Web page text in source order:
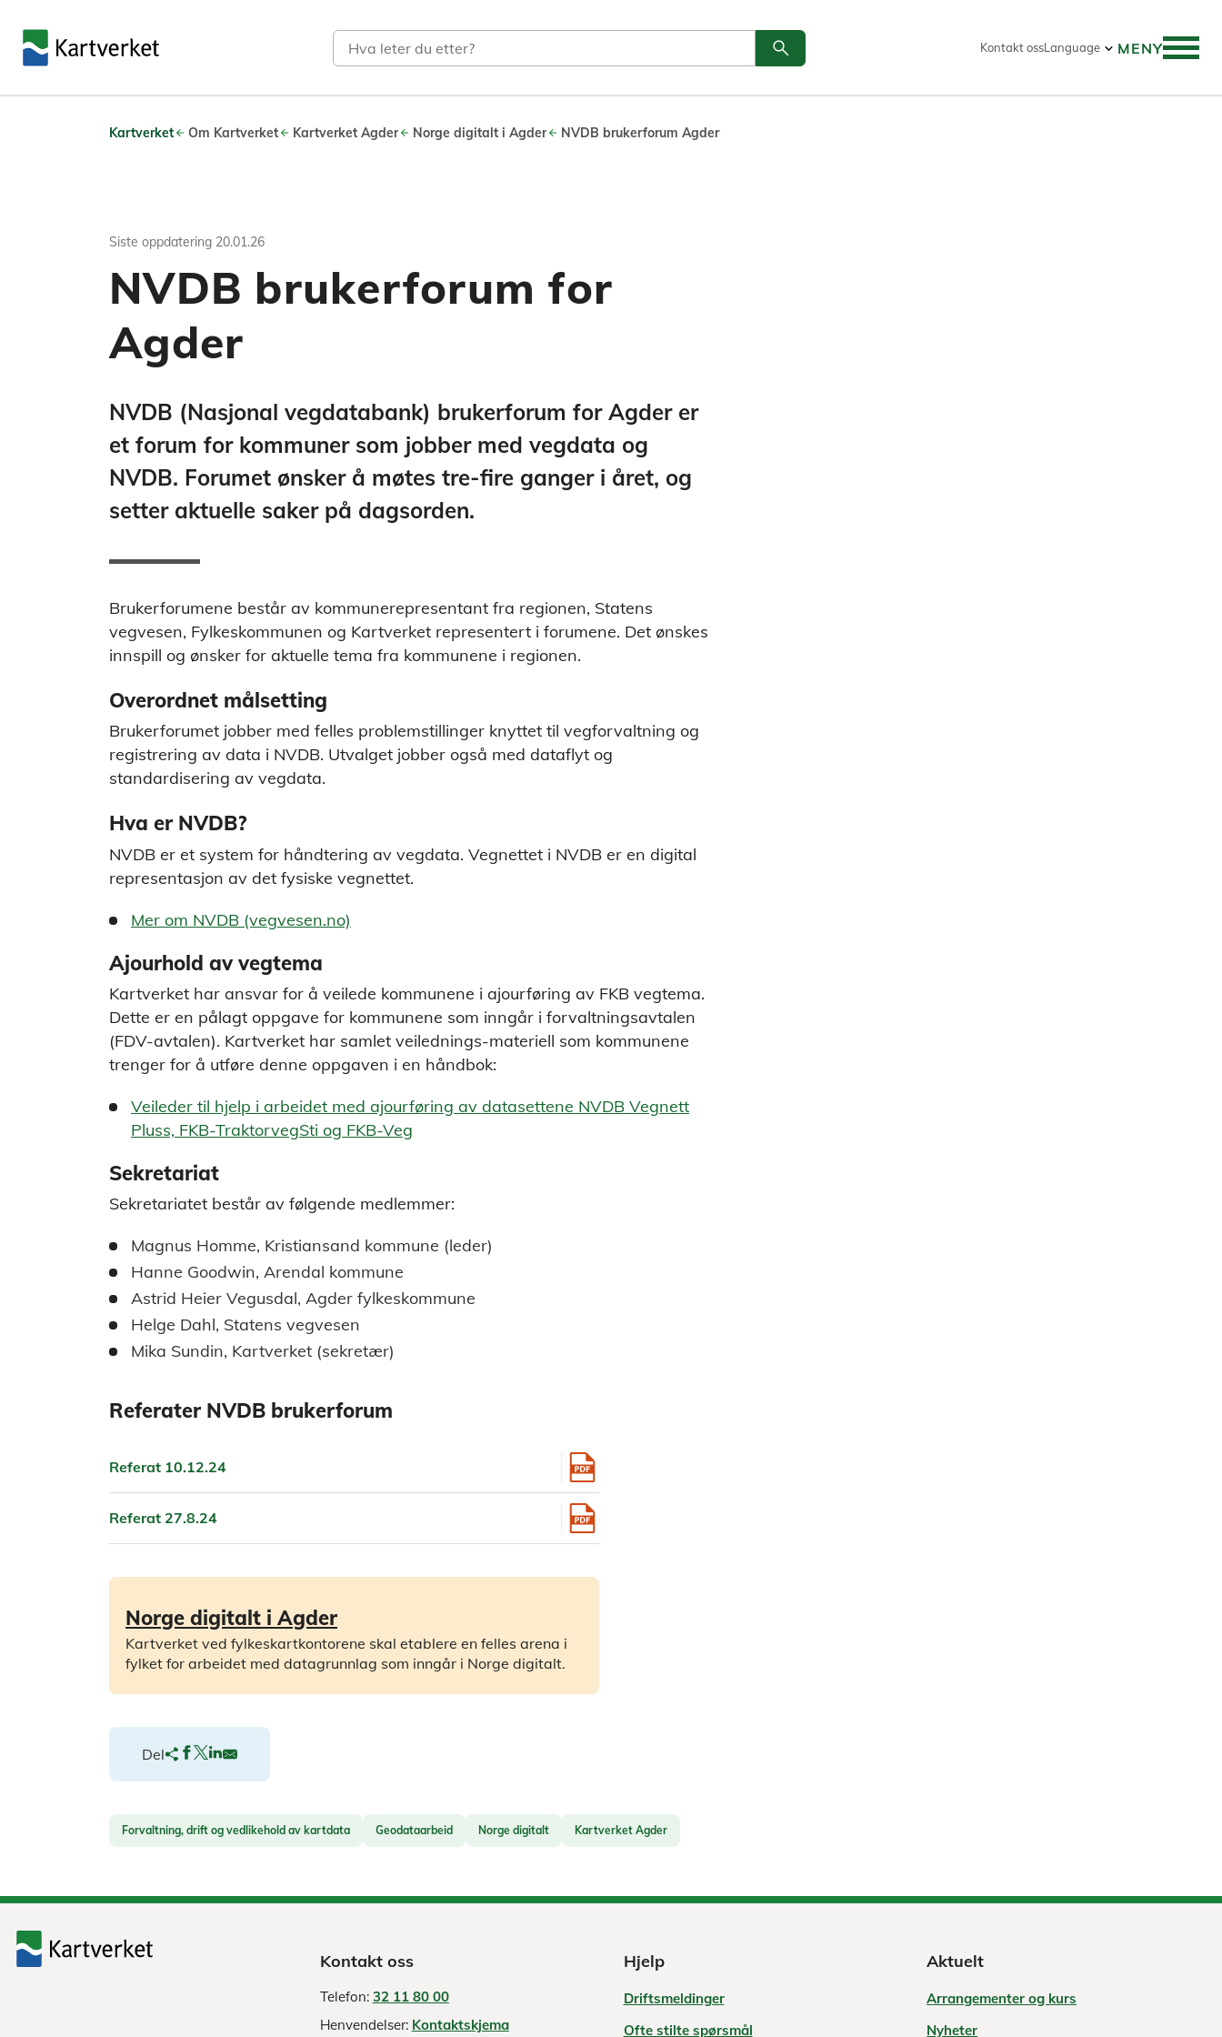
Søk
Søk
search Kontakt ossLanguage MENY
Kartverket Om Kartverket Kartverket Agder Norge digitalt i Agder NVDB brukerforum Agder
Siste oppdatering 20.01.26
NVDB brukerforum for
Agder
NVDB (Nasjonal vegdatabank) brukerforum for Agder er
et forum for kommuner som jobber med vegdata og
NVDB. Forumet ønsker å møtes tre-fire ganger i året, og
setter aktuelle saker på dagsorden.
Brukerforumene består av kommunerepresentant fra regionen, Statens
vegvesen, Fylkeskommunen og Kartverket representert i forumene. Det ønskes
innspill og ønsker for aktuelle tema fra kommunene i regionen.
Overordnet målsetting
Brukerforumet jobber med felles problemstillinger knyttet til vegforvaltning og
registrering av data i NVDB. Utvalget jobber også med dataflyt og
standardisering av vegdata.
Hva er NVDB?
NVDB er et system for håndtering av vegdata. Vegnettet i NVDB er en digital
representasjon av det fysiske vegnettet.
Mer om NVDB (vegvesen.no)
Ajourhold av vegtema
Kartverket har ansvar for å veilede kommunene i ajourføring av FKB vegtema.
Dette er en pålagt oppgave for kommunene som inngår i forvaltningsavtalen
(FDV-avtalen). Kartverket har samlet veilednings-materiell som kommunene
trenger for å utføre denne oppgaven i en håndbok:
Veileder til hjelp i arbeidet med ajourføring av datasettene NVDB Vegnett
Pluss, FKB-TraktorvegSti og FKB-Veg
Sekretariat
Sekretariatet består av følgende medlemmer:
Magnus Homme, Kristiansand kommune (leder)
Hanne Goodwin, Arendal kommune
Astrid Heier Vegusdal, Agder fylkeskommune
Helge Dahl, Statens vegvesen
Mika Sundin, Kartverket (sekretær)
Referater NVDB brukerforum
Referat 10.12.24
Referat 27.8.24
Norge digitalt i Agder
Kartverket ved fylkeskartkontorene skal etablere en felles arena i
fylket for arbeidet med datagrunnlag som inngår i Norge digitalt.
Del
Forvaltning, drift og vedlikehold av kartdata Geodataarbeid Norge digitalt Kartverket Agder
Kontakt oss
Telefon: 32 11 80 00
Henvendelser: Kontaktskjema
Hjelp
Driftsmeldinger
Ofte stilte spørsmål
Aktuelt
Arrangementer og kurs
Nyheter